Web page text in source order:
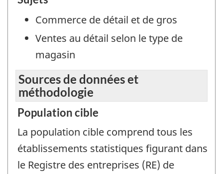
Commerce de détail et de gros
Ventes au détail selon le type de
magasin
Sources de données et
méthodologie
Population cible
La population cible comprend tous les
établissements statistiques figurant dans
le Registre des entreprises (RE) de